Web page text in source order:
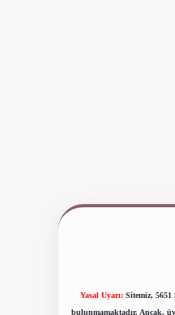
Yasal Uyarı: Sitemiz,
bulunmamaktadır. Ancak,